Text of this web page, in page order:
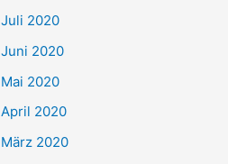
Juli 2020
Juni 2020
Mai 2020
April 2020
März 2020